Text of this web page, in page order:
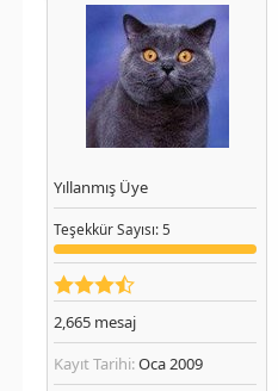
Yıllanmış Üye
TeşekkürSayısı: 5
2,665 mesaj
Kayıt Tarihi:Oca 2009